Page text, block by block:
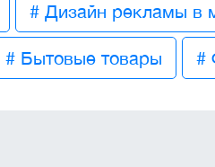
# Дизайн рекламы в
# Бытовые товары #